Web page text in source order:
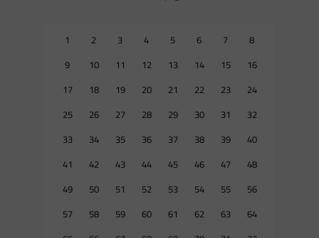
1 2 3 4 5 6 7
8
9
10 11 12 13 14 15
16
17
18 19 20 21 22 23
24
25
26 27 28 29 30 31
32
33
34 35 36 37 38 39
40
41
42 43 44 45 46 47
48
49
50 51 52 53 54 55
56
57
58 59 60 61 62 63
64